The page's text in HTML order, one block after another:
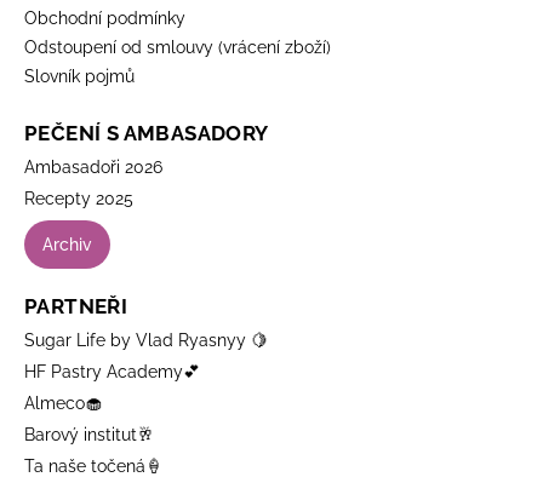
Obchodní podmínky
Odstoupení od smlouvy (vrácení zboží)
Slovník pojmů
PEČENÍ S AMBASADORY
Ambasadoři 2026
Recepty 2025
Archiv
PARTNEŘI
Sugar Life by Vlad Ryasnyy 🍋
HF Pastry Academy💕
Almeco🧁
Barový institut🥂
Ta naše točená🍦